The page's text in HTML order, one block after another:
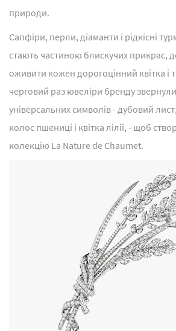
природи.
Сапфіри, перли, діаманти і рідкісні
стають частиною блискучих прикрас,
оживити кожен дорогоцінний квітка і
черговий раз ювеліри бренду
універсальних символів - дубовий
колос пшениці і квітка лілії, - щоб
колекцію La Nature de Chaumet.